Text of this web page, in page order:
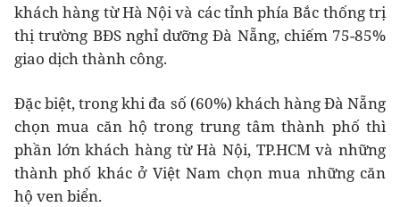
khách hàng từ Hà Nội và các tỉnh phía Bắc thống trị
thị trường BĐS nghỉ dưỡng Đà Nẵng, chiếm 75-85%
giao dịch thành công.
Đặc biệt, trong khi đa số (60%) khách hàng Đà Nẵng
chọn mua căn hộ trong trung tâm thành phố thì
phần lớn khách hàng từ Hà Nội, TP.HCM và những
thành phố khác ở Việt Nam chọn mua những căn
hộ ven biển.